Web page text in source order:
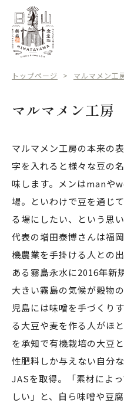
商品カテゴリー
商
トップページ マルマメン工
マルマメン工房
マルマメン工房の本来の
字を入れると様々な豆の
味します。メンはmanや
場。といわけで豆を通じ
る場にしたい、という思
代表の増田泰博さんは福
機農業を手掛ける人との
ある霧島永水に2016年新
大きい霧島の気候が穀物
児島には味噌を手づくり
る大豆や麦を作る人がほ
を承知で有機栽培の大豆
性肥料しか与えない自分
JASを取得。「素材によ
しい」と、自ら味噌や豆